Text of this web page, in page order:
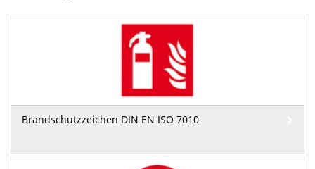
Brandschutzzeichen DIN EN ISO 7010